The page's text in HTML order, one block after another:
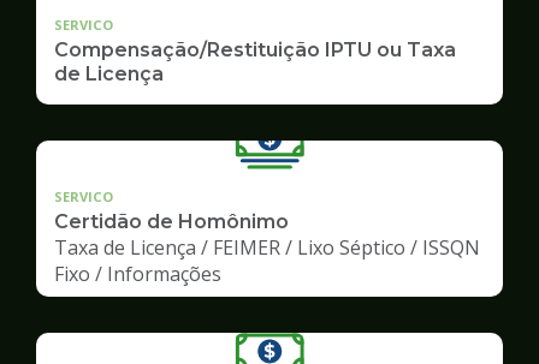
SERVICO
Compensação/Restituição IPTU ou Taxa
de Licença
SERVICO
Certidão de Homônimo
Taxa de Licença / FEIMER / Lixo Séptico / ISSQN
Fixo / Informações